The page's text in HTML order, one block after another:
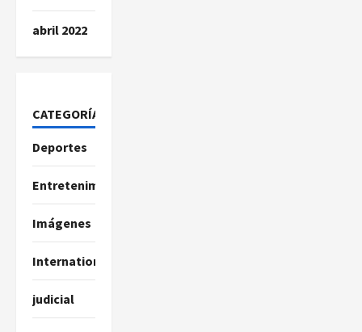
abril 2022
CATEGORÍAS
Deportes
Entretenimiento
Imágenes
International
judicial